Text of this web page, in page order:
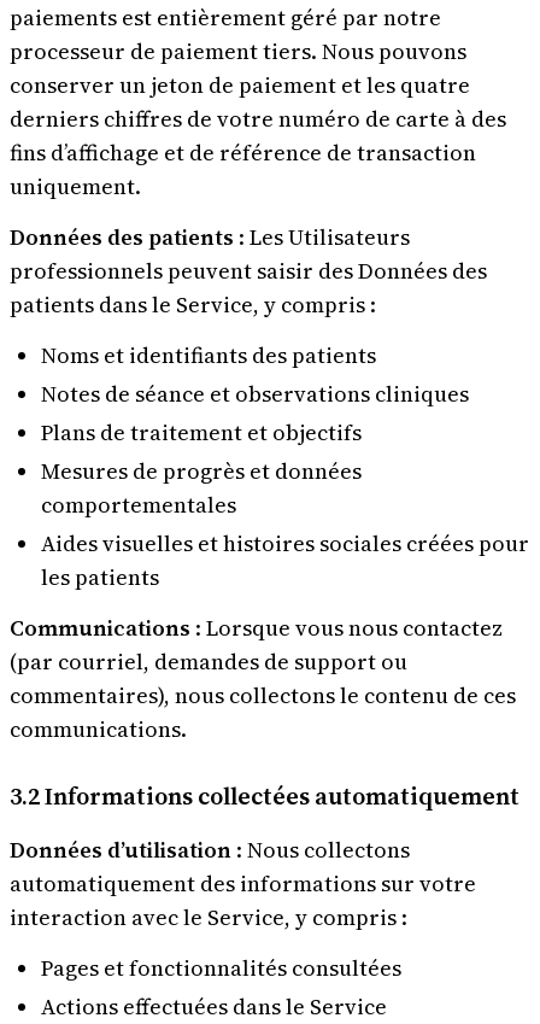
paiements est entièrement géré par notre
processeur de paiement tiers. Nous pouvons
conserver un jeton de paiement et les quatre
derniers chiffres de votre numéro de carte à des
fins d’affichage et de référence de transaction
uniquement.
Données des patients : Les Utilisateurs
professionnels peuvent saisir des Données des
patients dans le Service, y compris :
Noms et identifiants des patients
Notes de séance et observations cliniques
Plans de traitement et objectifs
Mesures de progrès et données
comportementales
Aides visuelles et histoires sociales créées pour
les patients
Communications : Lorsque vous nous contactez
(par courriel, demandes de support ou
commentaires), nous collectons le contenu de ces
communications.
3.2 Informations collectées automatiquement
Données d’utilisation : Nous collectons
automatiquement des informations sur votre
interaction avec le Service, y compris :
Pages et fonctionnalités consultées
Actions effectuées dans le Service